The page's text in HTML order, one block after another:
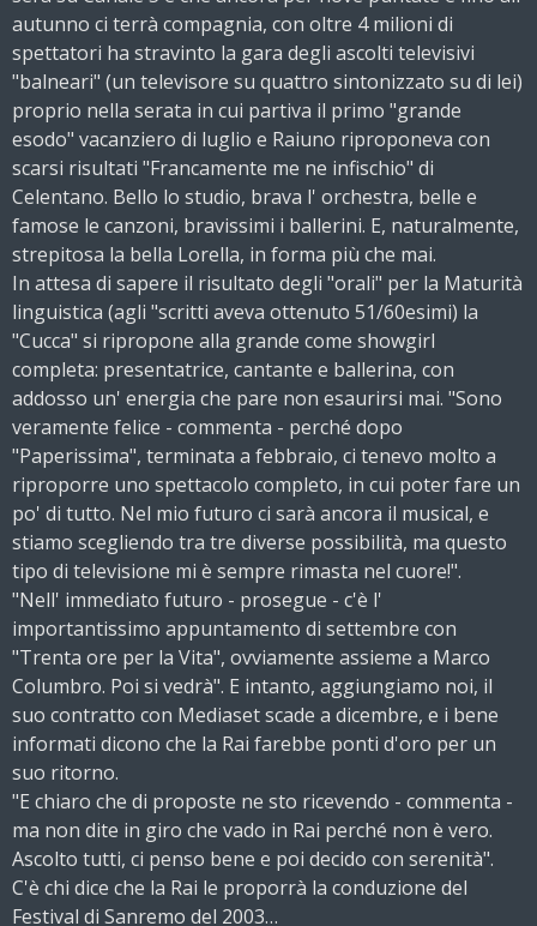
autunno ci terrà compagnia, con oltre 4 milioni di
spettatori ha stravinto la gara degli ascolti televisivi
"balneari" (un televisore su quattro sintonizzato su di lei)
proprio nella serata in cui partiva il primo "grande
esodo" vacanziero di luglio e Raiuno riproponeva con
scarsi risultati "Francamente me ne infischio" di
Celentano. Bello lo studio, brava l' orchestra, belle e
famose le canzoni, bravissimi i ballerini. E, naturalmente,
strepitosa la bella Lorella, in forma più che mai.
In attesa di sapere il risultato degli "orali" per la Maturità
linguistica (agli "scritti aveva ottenuto 51/60esimi) la
"Cucca" si ripropone alla grande come showgirl
completa: presentatrice, cantante e ballerina, con
addosso un' energia che pare non esaurirsi mai. "Sono
veramente felice - commenta - perché dopo
"Paperissima", terminata a febbraio, ci tenevo molto a
riproporre uno spettacolo completo, in cui poter fare un
po' di tutto. Nel mio futuro ci sarà ancora il musical, e
stiamo scegliendo tra tre diverse possibilità, ma questo
tipo di televisione mi è sempre rimasta nel cuore!".
"Nell' immediato futuro - prosegue - c'è l'
importantissimo appuntamento di settembre con
"Trenta ore per la Vita", ovviamente assieme a Marco
Columbro. Poi si vedrà". E intanto, aggiungiamo noi, il
suo contratto con Mediaset scade a dicembre, e i bene
informati dicono che la Rai farebbe ponti d'oro per un
suo ritorno.
"E chiaro che di proposte ne sto ricevendo - commenta -
ma non dite in giro che vado in Rai perché non è vero.
Ascolto tutti, ci penso bene e poi decido con serenità".
C'è chi dice che la Rai le proporrà la conduzione del
Festival di Sanremo del 2003…